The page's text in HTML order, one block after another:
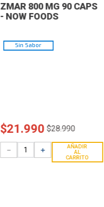
ZMAR 800 MG 90 CAPS
- NOW FOODS
Sin Sabor
$21.990 $28.990
＋
－
AÑADIR
AL
CARRITO